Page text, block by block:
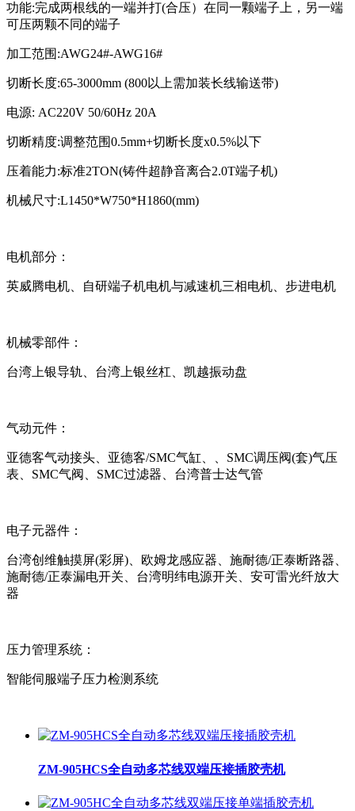
功能:完成两根线的一端并打(合压）在同一颗端子上，另一端
可压两颗不同的端子
加工范围:AWG24#-AWG16#
切断长度:65-3000mm (800以上需加装长线输送带)
电源: AC220V 50/60Hz 20A
切断精度:调整范围0.5mm+切断长度x0.5%以下
压着能力:标准2TON(铸件超静音离合2.0T端子机)
机械尺寸:L1450*W750*H1860(mm)
电机部分：
英威腾电机、自研端子机电机与减速机三相电机、步进电机
机械零部件：
台湾上银导轨、台湾上银丝杠、凯越振动盘
气动元件：
亚德客气动接头、亚德客/SMC气缸、、SMC调压阀(套)气压
表、SMC气阀、SMC过滤器、台湾普士达气管
电子元器件：
台湾创维触摸屏(彩屏)、欧姆龙感应器、施耐德/正泰断路器、
施耐德/正泰漏电开关、台湾明纬电源开关、安可雷光纤放大
器
压力管理系统：
智能伺服端子压力检测系统
ZM-905HCS全自动多芯线双端压接插胶壳机